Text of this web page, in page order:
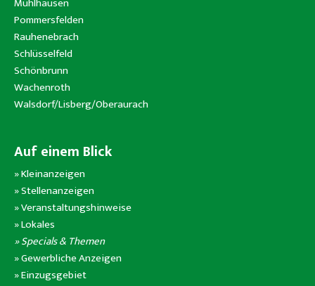
Pommersfelden
Rauhenebrach
Schlüsselfeld
Schönbrunn
Wachenroth
Walsdorf/Lisberg/Oberaurach
Auf einem Blick
»Kleinanzeigen
»Stellenanzeigen
»Veranstaltungshinweise
»Lokales
» Specials & Themen
»Gewerbliche Anzeigen
»Einzugsgebiet